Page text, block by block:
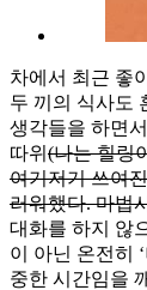
차에서 최근 좋
두 끼의 식사도
생각들을 하면
따위 (나는 힐링
여기저기 쓰여
러워했다. 마법
대화를 하지 않
이 아닌 온전히
중한 시간임을